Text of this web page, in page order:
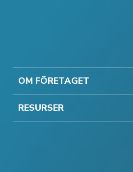
OM FÖRETAGET
RESURSER